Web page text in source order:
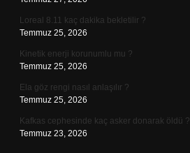
Loreal 8.11 kaç dakika bekletilir ?
Temmuz 25, 2026
Kinetik enerji korunumlu mu ?
Temmuz 25, 2026
Ela göz rengi nasıl anlaşılır ?
Temmuz 25, 2026
Kafkas cephesinde kaç asker donarak öldü ?
Temmuz 23, 2026